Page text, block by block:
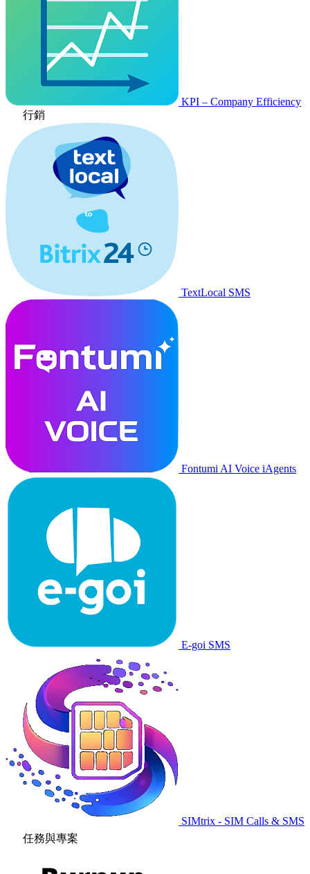
KPI – Company Efficiency
行銷
TextLocal SMS
Fontumi AI Voice iAgents
E-goi SMS
SIMtrix - SIM Calls & SMS
任務與專案